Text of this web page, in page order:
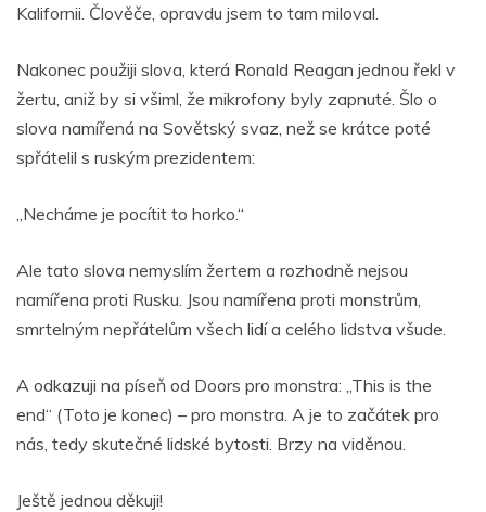
Kalifornii. Člověče, opravdu jsem to tam miloval.
Nakonec použiji slova, která Ronald Reagan jednou řekl v
žertu, aniž by si všiml, že mikrofony byly zapnuté. Šlo o
slova namířená na Sovětský svaz, než se krátce poté
spřátelil s ruským prezidentem:
„Necháme je pocítit to horko.“
Ale tato slova nemyslím žertem a rozhodně nejsou
namířena proti Rusku. Jsou namířena proti monstrům,
smrtelným nepřátelům všech lidí a celého lidstva všude.
A odkazuji na píseň od Doors pro monstra: „This is the
end“ (Toto je konec) – pro monstra. A je to začátek pro
nás, tedy skutečné lidské bytosti. Brzy na viděnou.
Ještě jednou děkuji!